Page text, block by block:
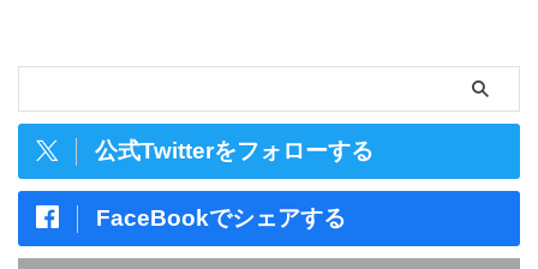
公式Twitterをフォローする
FaceBookでシェアする